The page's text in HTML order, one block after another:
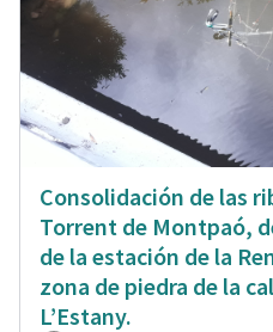
Consolidación de las
Torrent de Montpaó,
de la estación de la
zona de piedra de la
L’Estany.